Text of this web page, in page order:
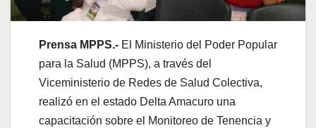
Prensa MPPS.- El Ministerio del Poder Popular
para la Salud (MPPS), a través del
Viceministerio de Redes de Salud Colectiva,
realizó en el estado Delta Amacuro una
capacitación sobre el Monitoreo de Tenencia y